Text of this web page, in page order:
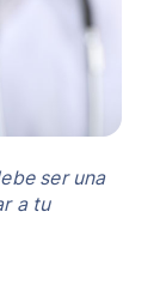
ser una
a tu